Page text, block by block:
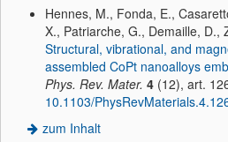
Hennes, M., Fonda, E.,
X., Patriarche, G., Demaille, D.,
Structural, vibrational, and
assembled CoPt nanoalloys
Phys. Rev. Mater. 4 (12), art.
10.1103/
zum Inhalt